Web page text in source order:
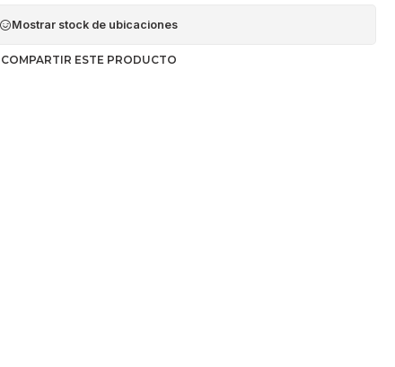
Mostrar stock de ubicaciones
COMPARTIR ESTE PRODUCTO